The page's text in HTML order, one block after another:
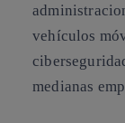
vehículos
medianas